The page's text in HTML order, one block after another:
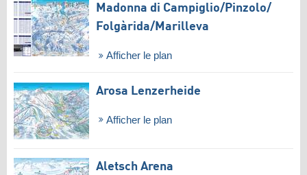
Madonna di Campiglio/​Pinzolo/​
Folgàrida/​Marilleva
Afficher le plan
Arosa Lenzerheide
Afficher le plan
Aletsch Arena